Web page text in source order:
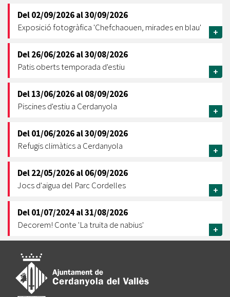
Del02/09/2026al30/09/2026
Exposició fotogràfica 'Chefchaouen, mirades en blau'
+
Del26/06/2026al30/08/2026
Patis oberts temporada d'estiu
+
Del13/06/2026al08/09/2026
Piscines d'estiu a Cerdanyola
+
Del01/06/2026al30/09/2026
Refugis climàtics a Cerdanyola
+
Del22/05/2026al06/09/2026
Jocs d'aigua del Parc Cordelles
+
Del01/07/2024al31/08/2026
Decorem! Conte 'La truita de nabius'
+